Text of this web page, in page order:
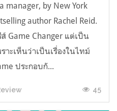
manager, by New York
author Rachel Reid.
Game Changer แต่เป็น
าะเห็นว่าเป็นเรื่องในไทม์
ประกอบกั...
45